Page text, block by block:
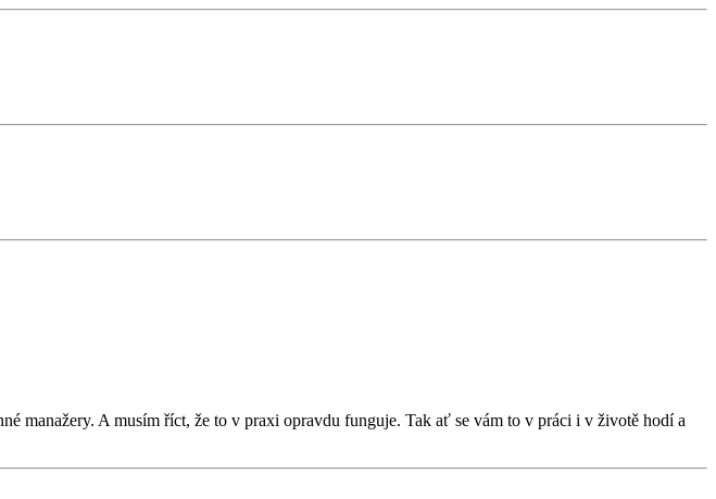
manažery. A musím říct, že to v praxi opravdu funguje. Tak ať se vám to v práci i v životě hodí a